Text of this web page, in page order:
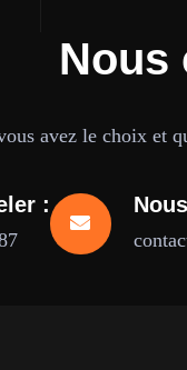
Nous
avez le choix et
: